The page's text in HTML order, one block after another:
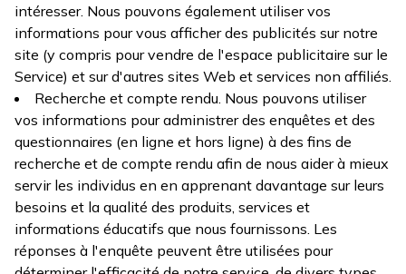
intéresser. Nous pouvons également utiliser vos
informations pour vous afficher des publicités sur notre
site (y compris pour vendre de l'espace publicitaire sur le
Service) et sur d'autres sites Web et services non affiliés.
Recherche et compte rendu. Nous pouvons utiliser
vos informations pour administrer des enquêtes et des
questionnaires (en ligne et hors ligne) à des fins de
recherche et de compte rendu afin de nous aider à mieux
servir les individus en en apprenant davantage sur leurs
besoins et la qualité des produits, services et
informations éducatifs que nous fournissons. Les
réponses à l'enquête peuvent être utilisées pour